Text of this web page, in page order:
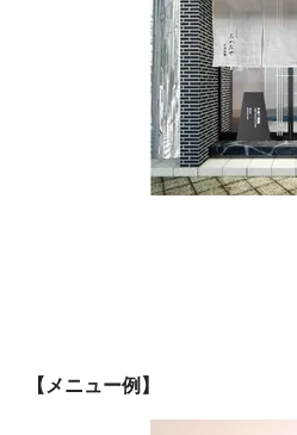
【メニュー例】